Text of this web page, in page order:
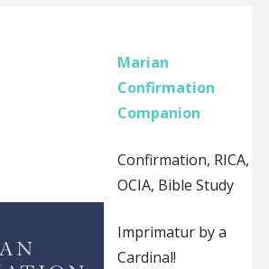
Marian
Confirmation
Companion
Confirmation, RICA,
OCIA, Bible Study
Imprimatur by a
Cardinal!